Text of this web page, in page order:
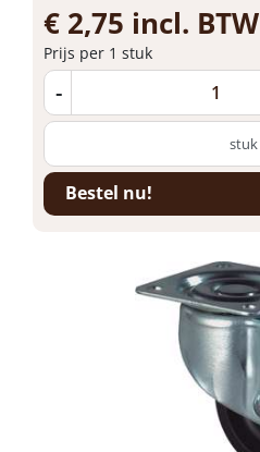
€ 2,75 incl. BTW
Prijs per 1 stuk
-
stuk
Bestel nu!